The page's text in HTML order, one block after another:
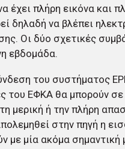
έχει πλήρη εικόνα και
δηλαδή να βλέπει
Οι δύο σχετικές
εβδομάδα.
του συστήματος
του ΕΦΚΑ θα μπορούν
μερική ή την πλήρη
στην πηγή η
με μία ακόμα